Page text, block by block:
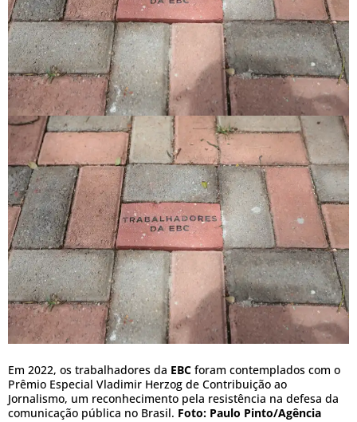
Em 2022, os trabalhadores da EBC foram contemplados com o
Prêmio Especial Vladimir Herzog de Contribuição ao
Jornalismo, um reconhecimento pela resistência na defesa da
comunicação pública no Brasil. Foto: Paulo Pinto/Agência